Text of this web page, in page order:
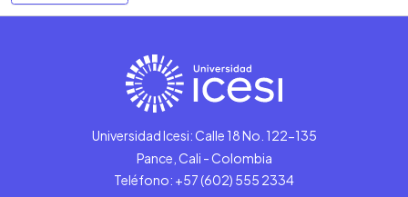
Universidad Icesi: Calle 18 No. 122-135
Pance, Cali - Colombia
Teléfono: +57 (602) 555 2334